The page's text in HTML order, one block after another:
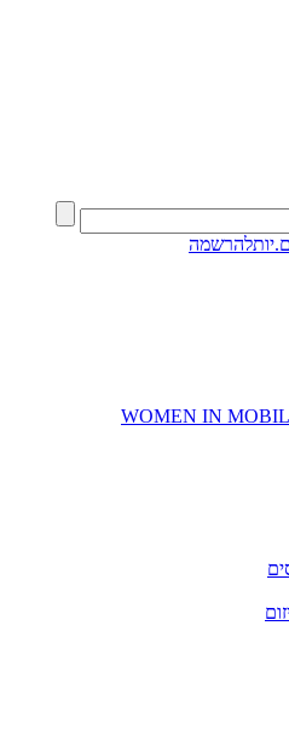
להרשמה
WOMEN IN